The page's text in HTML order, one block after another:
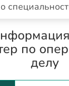
по
делу